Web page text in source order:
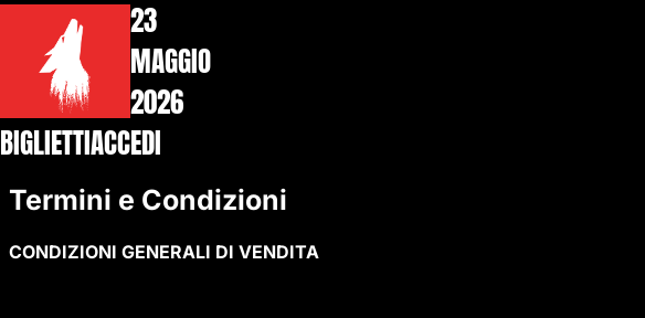
23
MAGGIO
2026
BIGLIETTIACCEDI
Termini e Condizioni
CONDIZIONI GENERALI DI VENDITA